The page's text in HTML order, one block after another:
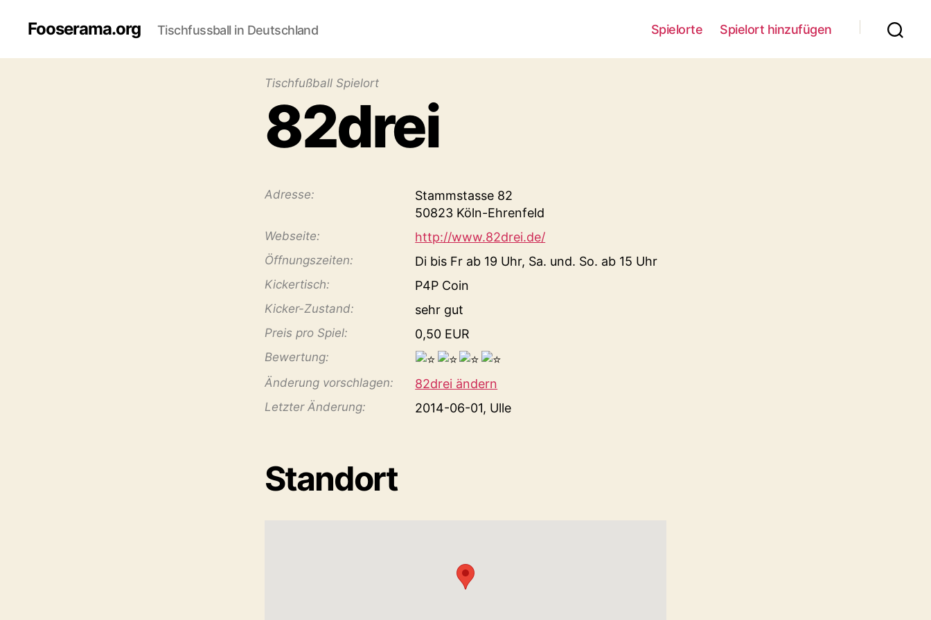
Fooserama.org Tischfussball in Deutschland Spielorte Spielort hinzufügen
Tischfußball Spielort
82drei
Adresse:
Stamm­stasse 82
50823 Köln-Ehrenfeld
Webseite: http://www.82drei.de/
Öffnungs­zeiten: Di bis Fr ab 19 Uhr, Sa. und. So. ab 15 Uhr
Kicker­tisch: P4P Coin
Kicker-Zustand: sehr gut
Preis pro Spiel: 0,50 EUR
Bewertung:
Änderung vorschlagen:
82drei ändern
Letzter Änderung: 2014-06-01, Ulle
Standort